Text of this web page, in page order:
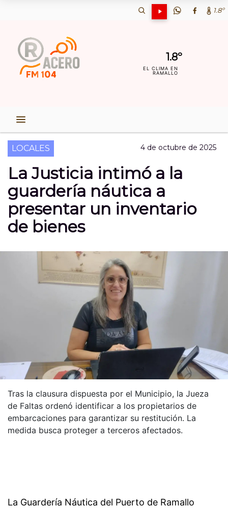
1.8º
1.8º
EL CLIMA EN
RAMALLO
LOCALES 4 de octubre de 2025
La Justicia intimó a la
guardería náutica a
presentar un inventario
de bienes
Tras la clausura dispuesta por el Municipio, la Jueza
de Faltas ordenó identificar a los propietarios de
embarcaciones para garantizar su restitución. La
medida busca proteger a terceros afectados.
La Guardería Náutica del Puerto de Ramallo